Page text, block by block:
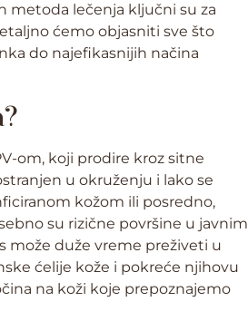
metoda lečenja ključni su za
ćemo objasniti sve što
do najefikasnijih načina
om, koji prodire kroz sitne
u okruženju i lako se
kožom ili posredno,
su rizične površine u javnim
može duže vreme preživeti u
ćelije kože i pokreće njihovu
na koži koje prepoznajemo